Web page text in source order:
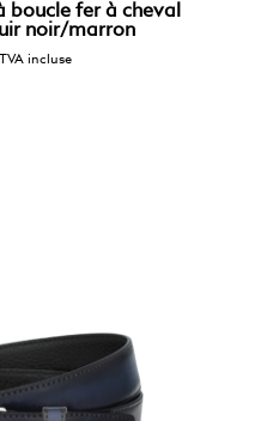
boucle fer à cheval
noir/marron
TVA incluse